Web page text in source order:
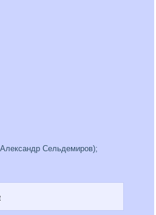
Сельдемиров);